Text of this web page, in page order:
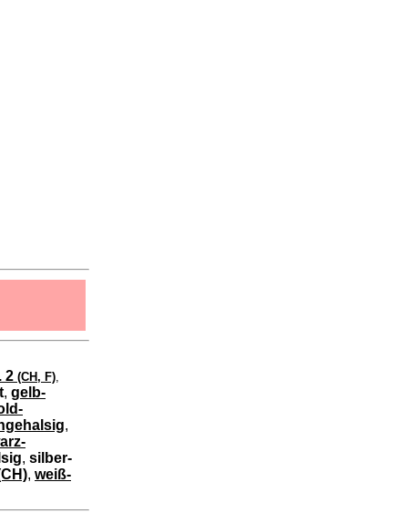
2 (CH, F),
, gelb-
,
, silber-
, weiß-